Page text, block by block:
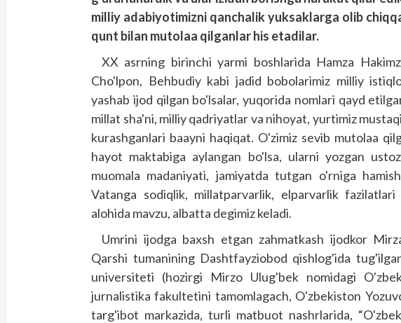
milliy adabiyotimizni qanchalik yuksaklarga olib
qunt bilan mutolaa qilganlar his etadilar.
XX asrning birinchi yarmi boshlarida Hamza
Cho'lpon, Behbudiy kabi jadid bobolarimiz milliy
yashab ijod qilgan bo'lsalar, yuqorida nomlari qayd
millat sha'ni, milliy qadriyatlar va nihoyat, yurtimiz
kurashganlari baayni haqiqat. O'zimiz sevib mutolaa
hayot maktabiga aylangan bo'lsa, ularni yozgan
muomala madaniyati, jamiyatda tutgan o'rniga
Vatanga sodiqlik, millatparvarlik, elparvarlik
alohida mavzu, albatta degimiz keladi.
Umrini ijodga baxsh etgan zahmatkash ijodkor
Qarshi tumanining Dashtfayziobod qishlog'ida
universiteti (hozirgi Mirzo Ulug'bek nomidagi
jurnalistika fakultetini tamomlagach, O'zbekiston
targ'ibot markazida, turli matbuot nashrlarida,